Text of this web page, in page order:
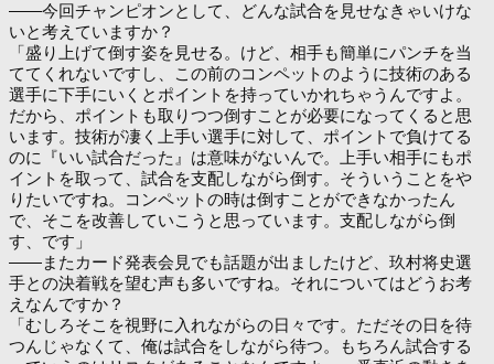
――今回チャンピオンとして、どんな試合を見せなきゃいけな
いと考えていますか？
「盛り上げて倒す姿を見せる。けど、相手も簡単にパンチを当
ててくれないですし、この前のコンペットのように技術のある
選手に下手にいくとポイントを持っていかれちゃうんですよ。
だから、ポイントも取りつつ倒すことが必要になってくると思
います。技術が凄く上手い選手に対して、ポイントで負けてる
のに『いい試合だった』は意味がないんで。上手い相手にもポ
イントを取って、試合を支配しながら倒す。そういうことをや
りたいですね。コンペットの時は倒すことができなかったん
で、そこを改善していこうと思っています。支配しながら倒
す、です」
――またカード発表会見でも話題が出ましたけど、玖村将史選
手との決着戦を望む声も多いですね。それについてはどうお考
えなんですか？
「むしろそこを視野に入れながらの日々です。ただその日を待
つんじゃなくて、俺は試合をしながら待つ。もちろん試合する